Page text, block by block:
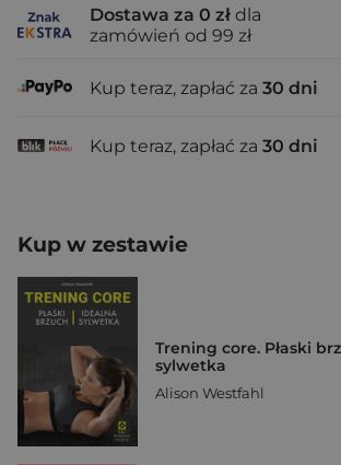
Dostawa za 0 zł dla
zamówień od 99 zł
Kup teraz, zapłać za 30 dni
Kup teraz, zapłać za 30 dni
Kup w zestawie
Trening core. Płaski
sylwetka
Alison Westfahl